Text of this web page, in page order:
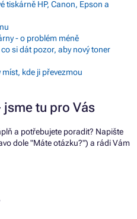
tiskárně HP, Canon, Epson a
- o problém méně
si dát pozor, aby nový toner
kde ji převezmou
tu pro Vás
a potřebujete poradit? Napište
dole "Máte otázku?") a rádi Vám